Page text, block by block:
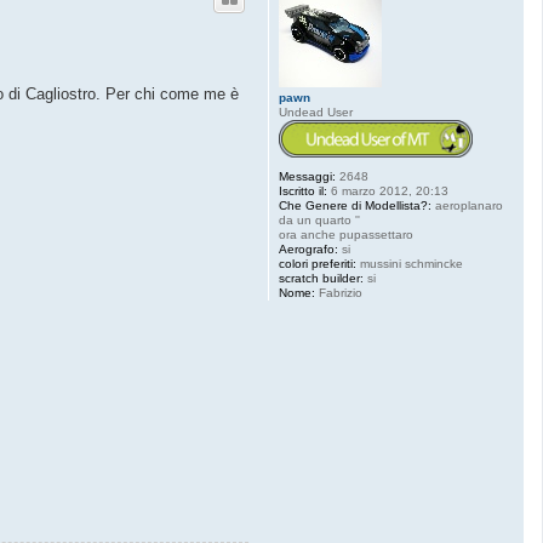
pawn
Undead User
Messaggi: 2648
Iscritto il: 6 marzo 2012, 20:13
Che Genere di Modellista?: aeroplanaro
da un quarto ''
ora anche pupassettaro
Aerografo: si
colori preferiti: mussini schmincke
scratch builder: si
Nome: Fabrizio
di Cagliostro. Per chi come me è